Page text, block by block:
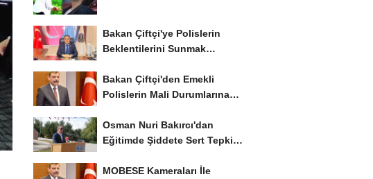
Bakan Çiftçi'ye Polislerin
Beklentilerini Sunmak
Bakan Çiftçi'den Emekli
Polislerin Mali Durumlarına
Osman Nuri Bakırcı'dan
Eğitimde Şiddete Sert Tepki:
MOBESE Kameraları İle